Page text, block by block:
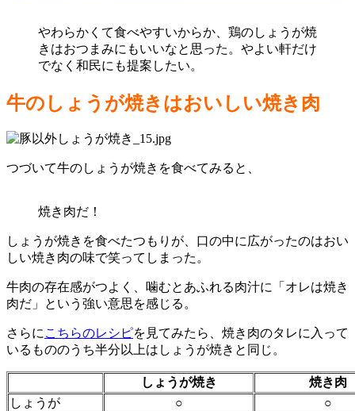
やわらかくて食べやすいからか、鶏のしょうが焼
きはおつまみにもいいなと思った。やよい軒だけ
でなく和民にも提案したい。
牛のしょうが焼きはおいしい焼き肉
つづいて牛のしょうが焼きを食べてみると、
焼き肉だ！
しょうが焼きを食べたつもりが、口の中に広がったのはおい
しい焼き肉の味で笑ってしまった。
牛肉の存在感がつよく、噛むとあふれる肉汁に「オレは焼き
肉だ」という強い意思を感じる。
さらにこちらのレシピを見てみたら、焼き肉のタレに入って
いるもののうち半分以上はしょうが焼きと同じ。
しょうが焼き
焼き肉
しょうが
○
○